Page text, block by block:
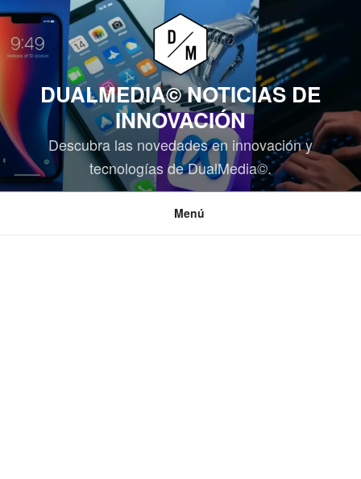
Saltar
contenido
DUALMEDIA© NOTICIAS DE
INNOVACIÓN
Descubra las novedades en innovación y
tecnologías de DualMedia©.
Menú